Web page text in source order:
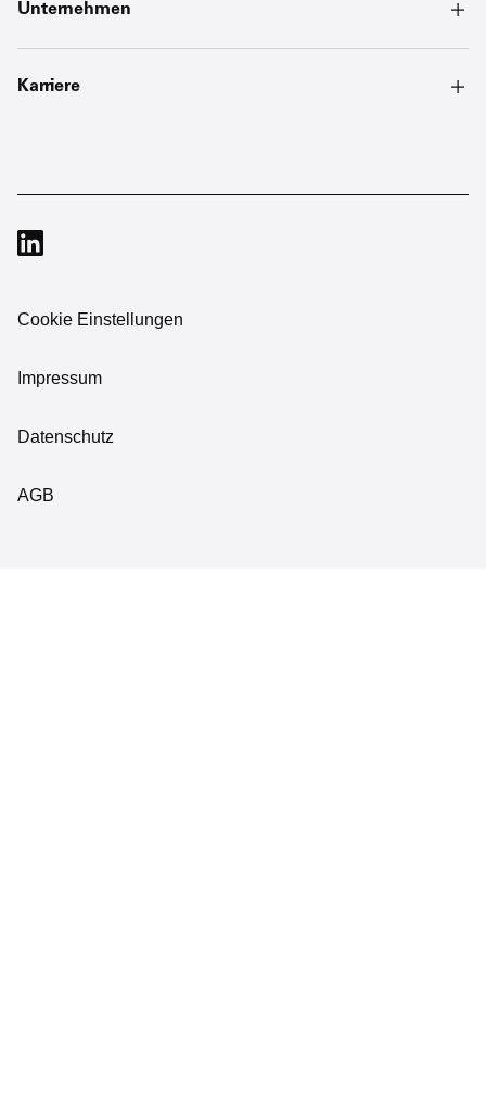
Unternehmen
Karriere
Cookie Einstellungen
Impressum
Datenschutz
AGB